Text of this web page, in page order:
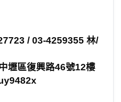
/ 03-4259355 林/
壢區復興路46號12樓